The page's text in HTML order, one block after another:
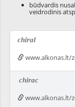
būdvardis
veidrodinis
chiral
www.alkonas.lt/
chirac
www.alkonas.lt/